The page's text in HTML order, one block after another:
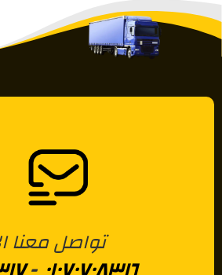
تواصل معنا